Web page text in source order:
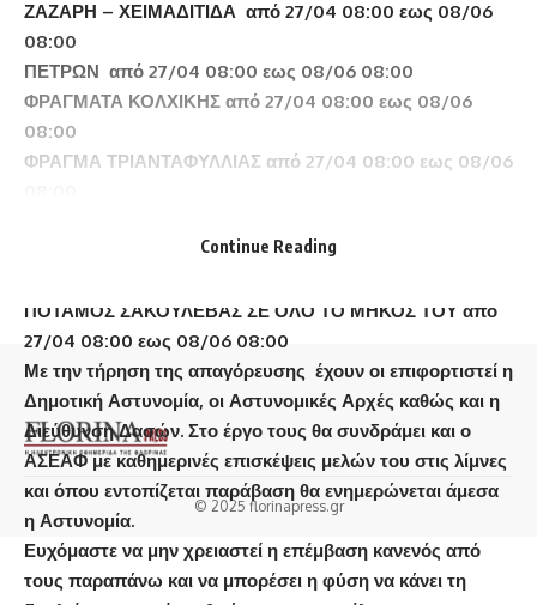
ΖΑΖΑΡΗ – ΧΕΙΜΑΔΙΤΙΔΑ από 27/04 08:00 εως 08/06
08:00
ΠΕΤΡΩΝ από 27/04 08:00 εως 08/06 08:00
ΦΡΑΓΜΑΤΑ ΚΟΛΧΙΚΗΣ από 27/04 08:00 εως 08/06
08:00
ΦΡΑΓΜΑ ΤΡΙΑΝΤΑΦΥΛΛΙΑΣ από 27/04 08:00 εως 08/06
ΛΙΜΝΟΔΕΞΑΜΕΝΕΣ ΒΕΥΗΣ ΚΑΙ ΑΜΜΟΧΩΡΙΟΥ από
ΠΟΤΑΜΟΣ ΣΑΚΟΥΛΕΒΑΣ ΣΕ ΟΛΟ ΤΟ ΜΗΚΟΣ ΤΟΥ από
27/04 08:00 εως 08/06 08:00
Με την τήρηση της απαγόρευσης έχουν οι επιφορτιστεί η
Δημοτική Αστυνομία, οι Αστυνομικές Αρχές καθώς και η
Διεύθυνση Δασών. Στο έργο τους θα συνδράμει και ο
ΑΣΕΑΦ με καθημερινές επισκέψεις μελών του στις λίμνες
και όπου εντοπίζεται παράβαση θα ενημερώνεται άμεσα
η Αστυνομία.
Ευχόμαστε να μην χρειαστεί η επέμβαση κανενός από
τους παραπάνω και να μπορέσει η φύση να κάνει τη
Continue Reading
© 2025 florinapress.gr